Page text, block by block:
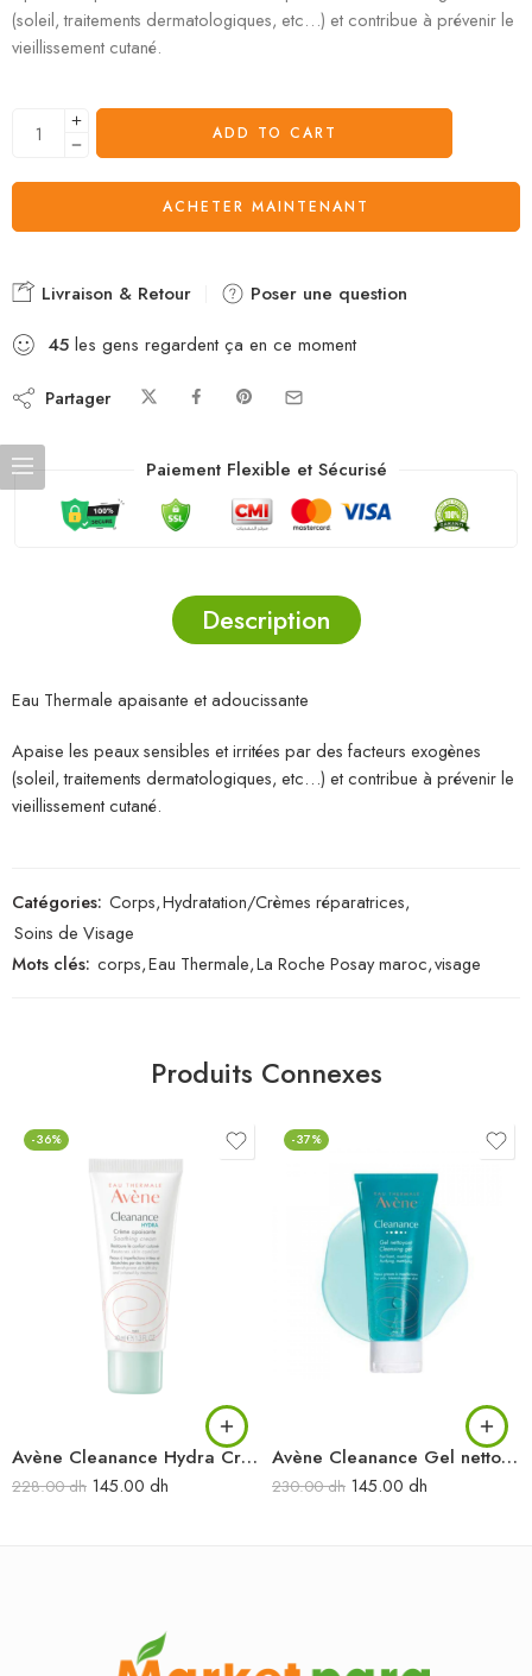
(soleil, traitements dermatologiques, etc…) et contribue à prévenir le
vieillissement cutané.
ADD TO CART
ACHETER MAINTENANT
Livraison & Retour
Poser une question
45 les gens regardent ça en ce moment
Partager
Paiement Flexible et Sécurisé
Description
Eau Thermale apaisante et adoucissante
Apaise les peaux sensibles et irritées par des facteurs exogènes
(soleil, traitements dermatologiques, etc…) et contribue à prévenir le
vieillissement cutané.
Catégories: Corps,Hydratation/Crèmes réparatrices,
Soins de Visage
Mots clés: corps,Eau Thermale,La Roche Posay maroc,visage
Produits Connexes
-36%
Avène Cleanance Hydra Crème apaisante 40 ML
228.00dh 145.00 dh
-37%
Avène Cleanance Gel nettoyant 300 ml
230.00dh 145.00 dh